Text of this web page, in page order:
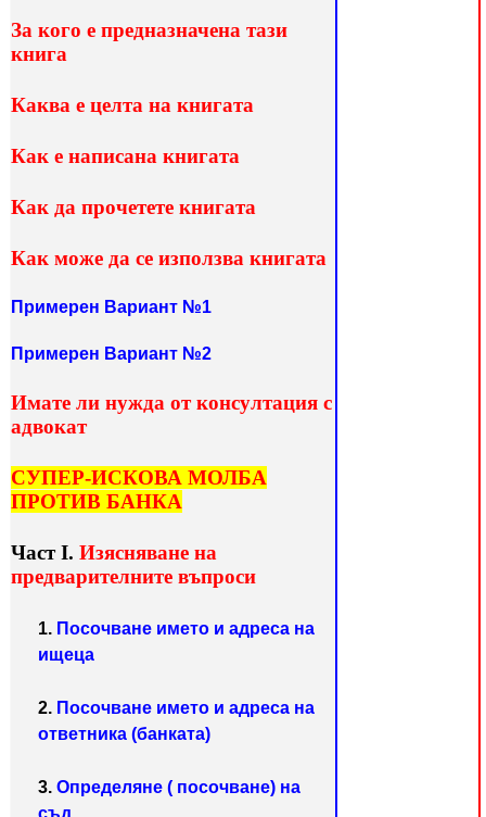
За кого е предназначена тази
книга
Каква е целта на книгата
Как е написана книгата
Как да прочетете книгата
Как може да се използва книгата
Примерен Вариант №1
Примерен Вариант №2
Имате ли нужда от консултация с
адвокат
СУПЕР-ИСКОВА МОЛБА
ПРОТИВ БАНКА
Част І.Изясняване на
предварителните въпроси
1. Посочване името и адреса на
ищеца
2. Посочване името и адреса на
ответника (банката)
3. Определяне ( посочване) на